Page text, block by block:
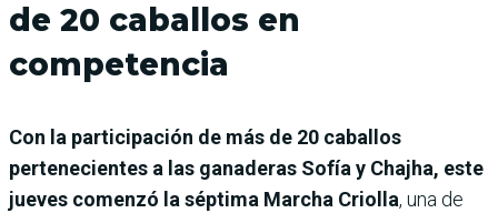
de 20 caballos en
competencia
Con la participación de más de 20 caballos
pertenecientes a las ganaderas Sofía y Chajha, este
jueves comenzó la séptima Marcha Criolla, una de